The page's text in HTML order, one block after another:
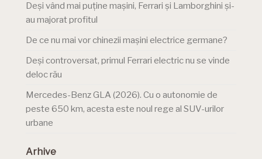
Deși vând mai puține mașini, Ferrari și Lamborghini și-
au majorat profitul
De ce nu mai vor chinezii mașini electrice germane?
Deși controversat, primul Ferrari electric nu se vinde
deloc rău
Mercedes-Benz GLA (2026). Cu o autonomie de
peste 650 km, acesta este noul rege al SUV-urilor
urbane
Arhive